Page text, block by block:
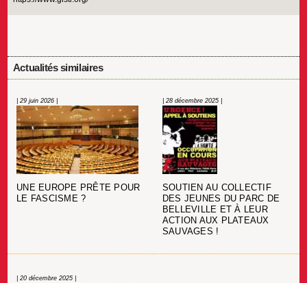
Actualités similaires
| 29 juin 2026 |
UNE EUROPE PRÊTE POUR
LE FASCISME ?
| 28 décembre 2025 |
SOUTIEN AU COLLECTIF
DES JEUNES DU PARC DE
BELLEVILLE ET À LEUR
ACTION AUX PLATEAUX
SAUVAGES !
| 20 décembre 2025 |